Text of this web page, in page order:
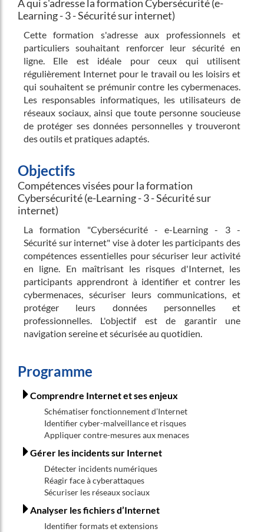
À qui s'adresse la formation Cybersécurité (e-
Learning - 3 - Sécurité sur internet)
Cette formation s'adresse aux professionnels et
particuliers souhaitant renforcer leur sécurité en
ligne. Elle est idéale pour ceux qui utilisent
régulièrement Internet pour le travail ou les loisirs et
qui souhaitent se prémunir contre les cybermenaces.
Les responsables informatiques, les utilisateurs de
réseaux sociaux, ainsi que toute personne soucieuse
de protéger ses données personnelles y trouveront
des outils et pratiques adaptés.
Objectifs
Compétences visées pour la formation
Cybersécurité (e-Learning - 3 - Sécurité sur
internet)
La formation "Cybersécurité - e-Learning - 3 -
Sécurité sur internet" vise à doter les participants des
compétences essentielles pour sécuriser leur activité
en ligne. En maîtrisant les risques d'Internet, les
participants apprendront à identifier et contrer les
cybermenaces, sécuriser leurs communications, et
protéger leurs données personnelles et
professionnelles. L'objectif est de garantir une
navigation sereine et sécurisée au quotidien.
Programme
Comprendre Internet et ses enjeux
Schématiser fonctionnement d’Internet
Identifier cyber-malveillance et risques
Appliquer contre-mesures aux menaces
Gérer les incidents sur Internet
Détecter incidents numériques
Réagir face à cyberattaques
Sécuriser les réseaux sociaux
Analyser les fichiers d’Internet
Identifier formats et extensions